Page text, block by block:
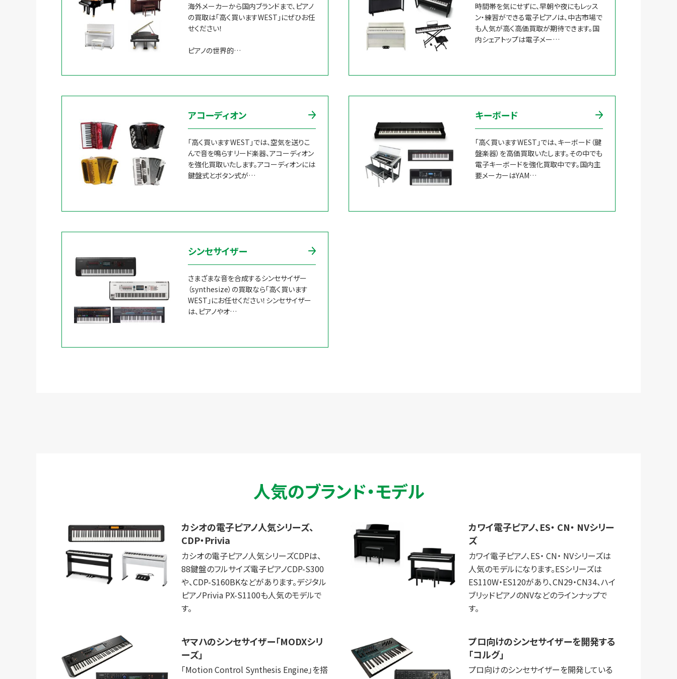
海外メーカーから国内ブランドまで、ピアノ
の買取は「高く買いますWEST」にぜひお任
せください！
ピアノの世界的…
時間帯を気にせずに、早朝や夜にもレッス
ン・練習ができる電子ピアノは、中古市場で
も人気が高く高価買取が期待できます。国
内シェアトップは電子メー…
アコーディオン
「高く買いますWEST」では、空気を送りこ
んで音を鳴らすリード楽器、アコーディオン
を強化買取いたします。アコーディオンには
鍵盤式とボタン式が…
キーボード
「高く買いますWEST」では、キーボード（鍵
盤楽器）を高価買取いたします。その中でも
電子キーボードを強化買取中です。国内主
要メーカーはYAM…
シンセサイザー
さまざまな音を合成するシンセサイザー
（synthesize）の買取なら「高く買います
WEST」にお任せください！シンセサイザー
は、ピアノやオ…
人気のブランド・モデル
カシオの電子ピアノ人気シリーズ、
CDP・Privia
カシオの電子ピアノ人気シリーズCDPは、
88鍵盤のフルサイズ電子ピアノCDP-S300
や、CDP-S160BKなどがあります。デジタル
ピアノPrivia PX-S1100も人気のモデルで
す。
カワイ電子ピアノ、ES・ ‎CN・ ‎NVシリー
ズ
カワイ電子ピアノ、ES・ ‎CN・ ‎NVシリーズは
人気のモデルになります。ESシリーズは
ES110W・ES120があり、CN29・CN34、ハイ
ブリッドピアノの‎NVなどのラインナップで
す。
ヤマハのシンセサイザー「MODXシリ
ーズ」
「Motion Control Synthesis Engine」を搭
プロ向けのシンセサイザーを開発する
「コルグ」
プロ向けのシンセサイザーを開発している